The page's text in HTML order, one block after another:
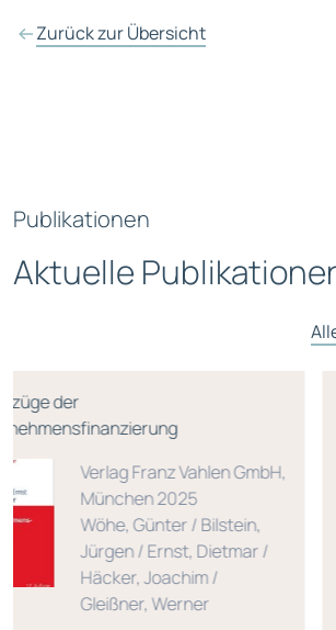
Zurück zur Übersicht
Publikationen
Aktuelle
Das zukunftsfähige
– Mit dem QScore zu
Springer
Verlag,
Gleißner,